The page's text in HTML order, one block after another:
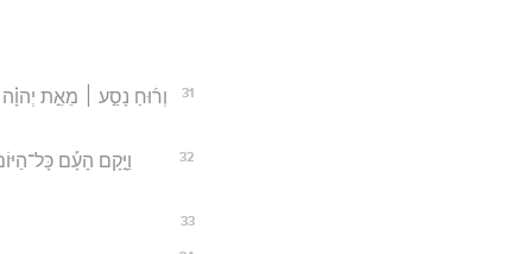
31
וְר֜וּחַ נָסַ֣ע ׀ מֵאֵ֣ת
32
וַיָּ֣קָם הָעָ֡ם
33